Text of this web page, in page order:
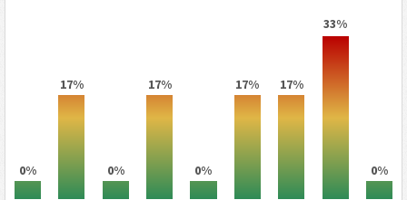
0%
17%
0%
17%
0%
17% 17%
33%
0%